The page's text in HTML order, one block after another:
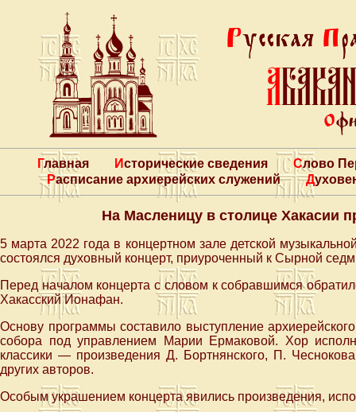
Главная Исторические сведения
Слово
Расписание архиерейских служений
На Масленицу в столице Хакасии
5 марта 2022 года в концертном зале детской
состоялся духовный концерт, приуроченный к Сырной
Перед началом концерта с словом к собравшимся
Хакасский Ионафан.
Основу программы составило выступление
собора под управлением Марии Ермаковой. Хор
классики — произведения Д. Бортнянского, П.
других авторов.
Особым украшением концерта явились произведения,